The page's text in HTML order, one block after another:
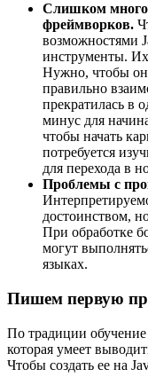
Слишком много
фреймворков.
возможностями
инструменты.
Нужно, чтобы
правильно
прекратилась в
минус для
чтобы начать
потребуется
для перехода в
Проблемы с
достоинством,
При обработке
могут
языках.
Пишем первую
По традиции
которая умеет
Чтобы создать ее на